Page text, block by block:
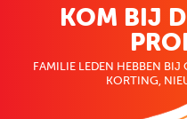
KOM BIJ
FAMILIE LEDEN HEBBEN BIJ
KORTING,